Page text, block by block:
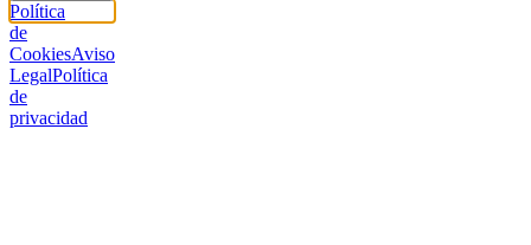
Política
de
CookiesAviso
LegalPolítica
de
privacidad